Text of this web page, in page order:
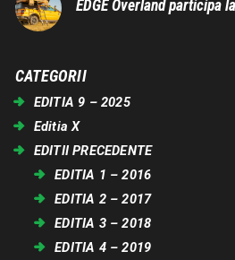
EDGE Overland participa
CATEGORII
EDITIA 9 – 2025
Editia X
EDITII PRECEDENTE
EDITIA 1 – 2016
EDITIA 2 – 2017
EDITIA 3 – 2018
EDITIA 4 – 2019